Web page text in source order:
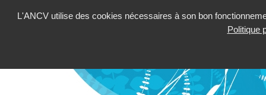
L'ANCV utilise des cookies nécessaires à son bon
Politique